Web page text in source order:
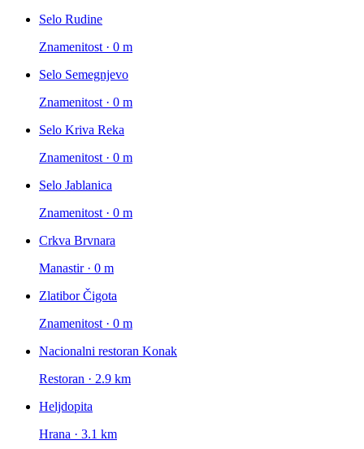
Selo Rudine
Znamenitost · 0 m
Selo Semegnjevo
Znamenitost · 0 m
Selo Kriva Reka
Znamenitost · 0 m
Selo Jablanica
Znamenitost · 0 m
Crkva Brvnara
Manastir · 0 m
Zlatibor Čigota
Znamenitost · 0 m
Nacionalni restoran Konak
Restoran · 2.9 km
Heljdopita
Hrana · 3.1 km